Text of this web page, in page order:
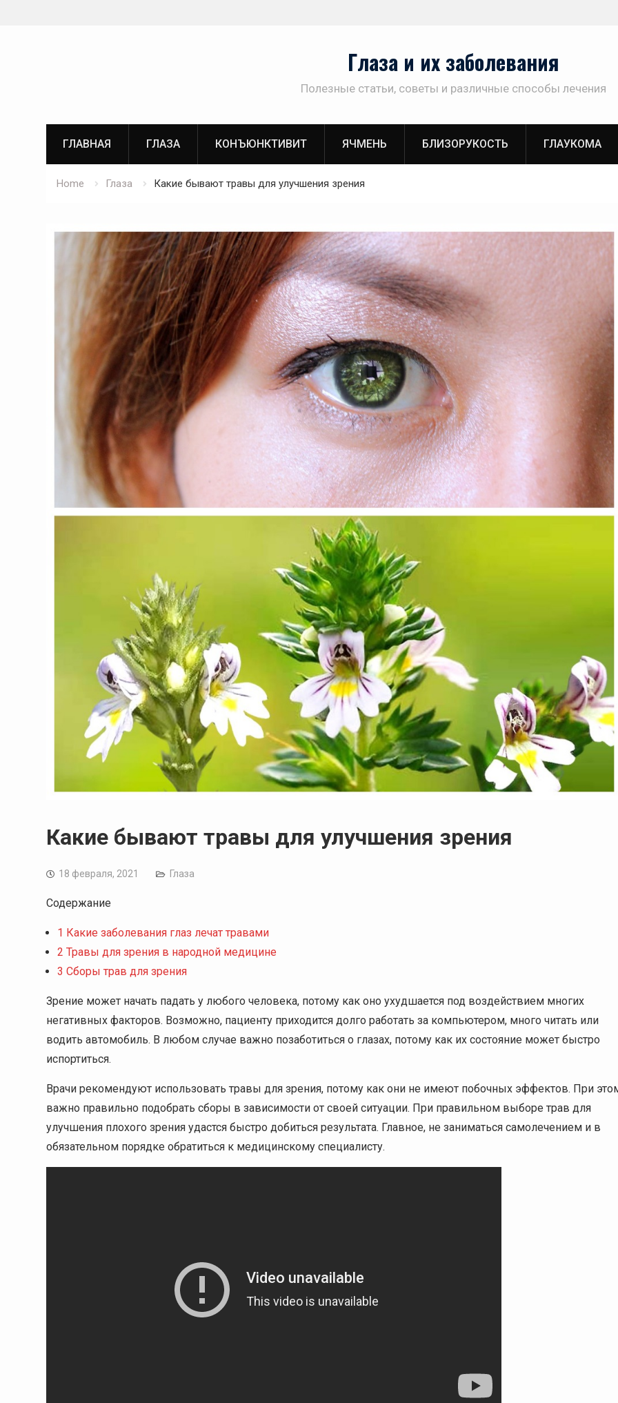
Глаза и их заболевания
Полезные статьи, советы и различные способы лечения
ГЛАВНАЯ ГЛАЗА КОНЪЮНКТИВИТ ЯЧМЕНЬ БЛИЗОРУКОСТЬ ГЛАУКОМА
Home Глаза Какие бывают травы для улучшения зрения
Какие бывают травы для улучшения зрения
18 февраля, 2021 Глаза
Содержание
1 Какие заболевания глаз лечат травами
2 Травы для зрения в народной медицине
3 Сборы трав для зрения
Зрение может начать падать у любого человека, потому как оно ухудшается под воздействием многих
негативных факторов. Возможно, пациенту приходится долго работать за компьютером, много читать или
водить автомобиль. В любом случае важно позаботиться о глазах, потому как их состояние может быстро
испортиться.
Врачи рекомендуют использовать травы для зрения, потому как они не имеют побочных эффектов. При
важно правильно подобрать сборы в зависимости от своей ситуации. При правильном выборе трав для
улучшения плохого зрения удастся быстро добиться результата. Главное, не заниматься самолечением и в
обязательном порядке обратиться к медицинскому специалисту.